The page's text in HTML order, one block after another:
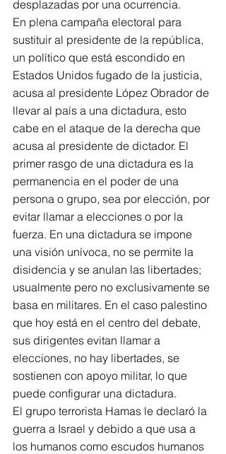
desplazadas por una ocurrencia.
En plena campaña electoral para
sustituir al presidente de la república,
un político que está escondido en
Estados Unidos fugado de la justicia,
acusa al presidente López Obrador de
llevar al país a una dictadura, esto
cabe en el ataque de la derecha que
acusa al presidente de dictador. El
primer rasgo de una dictadura es la
permanencia en el poder de una
persona o grupo, sea por elección, por
evitar llamar a elecciones o por la
fuerza. En una dictadura se impone
una visión unívoca, no se permite la
disidencia y se anulan las libertades;
usualmente pero no exclusivamente se
basa en militares. En el caso palestino
que hoy está en el centro del debate,
sus dirigentes evitan llamar a
elecciones, no hay libertades, se
sostienen con apoyo militar, lo que
puede configurar una dictadura.
El grupo terrorista Hamas le declaró la
guerra a Israel y debido a que usa a
los humanos como escudos humanos